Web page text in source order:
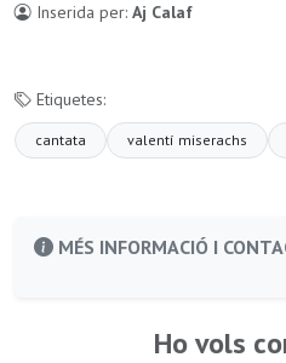
Inserida per: Aj Calaf
Etiquetes:
cantata valentí miserachs
MÉS INFORMACIÓ I
Ho vols